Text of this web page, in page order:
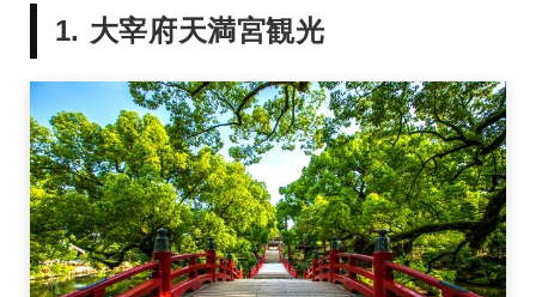
1. 大宰府天満宮観光